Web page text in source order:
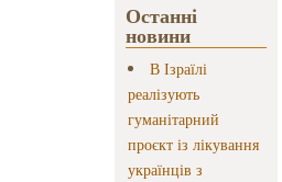
Останні
новини
В Ізраїлі
реалізують
гуманітарний
проєкт із лікування
українців з